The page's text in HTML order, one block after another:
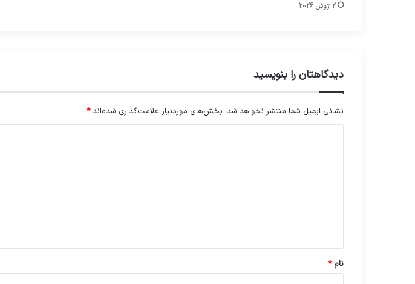
2 ژوئن 2026
دیدگاهتان را بنویسید
نشانی ایمیل شما منتشر نخواهد شد. بخش‌های موردنیاز علامت‌گذاری شده‌اند*
نام*